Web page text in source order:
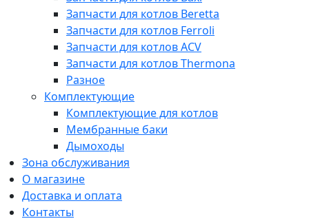
Запчасти для котлов Beretta
Запчасти для котлов Ferroli
Запчасти для котлов ACV
Запчасти для котлов Thermona
Разное
Комплектующие
Комплектующие для котлов
Мембранные баки
Дымоходы
Зона обслуживания
О магазине
Доставка и оплата
Контакты